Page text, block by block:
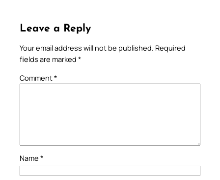
Leave a Reply
Your email address will not be published. Required
fields are marked *
Comment*
Name *